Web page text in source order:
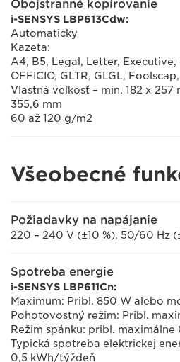
Obojstranné kopírovanie
i-SENSYS LBP613Cdw:
Automaticky
Kazeta:
A4, B5, Legal, Letter, Executive,
OFFICIO, GLTR, GLGL,
Vlastná veľkosť – min. 182 x 257
355,6 mm
60 až 120 g/m2
Všeobecné
Požiadavky na napájanie
220 – 240 V (±10 %), 50/60 Hz
Spotreba energie
i-SENSYS LBP611Cn:
Maximum: Pribl. 850 W alebo
Pohotovostný režim: Pribl.
Režim spánku: pribl. maximálne
Typická spotreba elektrickej
0,5 kWh/týždeň